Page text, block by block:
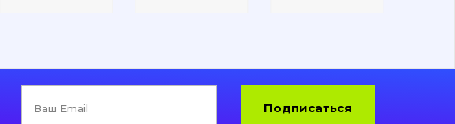
Подписаться